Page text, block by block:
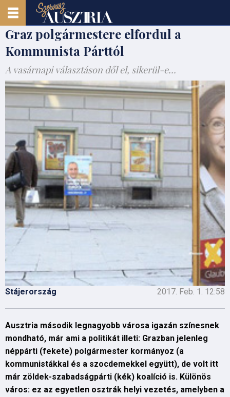
Graz polgármestere elfordul a
Kommunista Párttól
A vasárnapi választáson dől el, sikerül-e...
Stájerország 2017. Feb. 1. 12:58
Ausztria második legnagyobb városa igazán színesnek
mondható, már ami a politikát illeti: Grazban jelenleg
néppárti (fekete) polgármester kormányoz (a
kommunistákkal és a szocdemekkel együtt), de volt itt
már zöldek-szabadságpárti (kék) koalíció is. Különös
város: ez az egyetlen osztrák helyi vezetés, amelyben a